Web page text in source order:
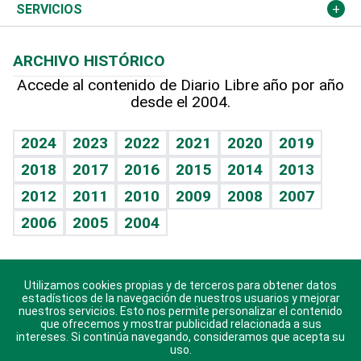
Resto del mundo
Economía personal
Podcast Arte Libre
Hablando con el pediatra
Vida y familia
Eñe
Celebrando la vida
Sin complejos
En pocas palabras
Escuchando al corazón
Economía Personal
Más deportes
TBT Deportivo
Columnistas
Más firmas
Cambio climático
Opinión
Hecho en casa
Guía del dinero
SERVICIOS
Cumpleaños
Horóscopos
Crucigramas
ARCHIVO HISTÓRICO
Accede al contenido de Diario Libre año por año
desde el 2004.
2024 2023 2022 2021 2020
2019
2018
2017 2016 2015 2014
2013
2012
2011 2010 2009 2008
2007
2006
2005 2004
Descarga nuestras aplicaciones para Android, iOS y
sistema Huawei.
Utilizamos cookies propias y de terceros para obtener datos
estadísticos de la navegación de nuestros usuarios y mejorar
nuestros servicios. Esto nos permite personalizar el contenido
que ofrecemos y mostrar publicidad relacionada a sus
intereses. Si continúa navegando, consideramos que acepta su
uso.